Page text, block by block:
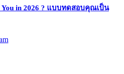
You in 2026 ? แบบทดสอบคุณเป็น